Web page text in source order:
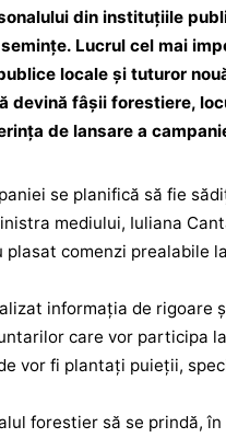
din instituțiile
Lucrul cel mai
locale și tuturor
devină fâșii forestiere,
de lansare a
se planifică să fie
mediului, Iuliana
comenzi prealabile
informația de rigoare
care vor participa
vor fi plantați puieții,
forestier să se prindă,